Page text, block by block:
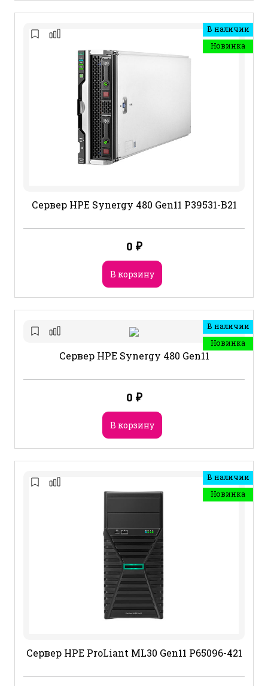
В наличии
Новинка
Сервер HPE Synergy 480 Gen11 P39531-B21
0 ₽
В корзину
В наличии
Новинка
Сервер HPE Synergy 480 Gen11
0 ₽
В корзину
В наличии
Новинка
Сервер HPE ProLiant ML30 Gen11 P65096-421